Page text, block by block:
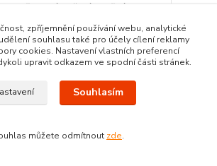
červený, béžový a hnědý
Kč
DPH skladem
Zvolit variantu
zpříjemnění používání webu, analytické
souhlasu také pro účely cílení reklamy
cookies. Nastavení vlastních preferencí
upravit odkazem ve spodní části stránek.
Souhlasím
můžete odmítnout zde.